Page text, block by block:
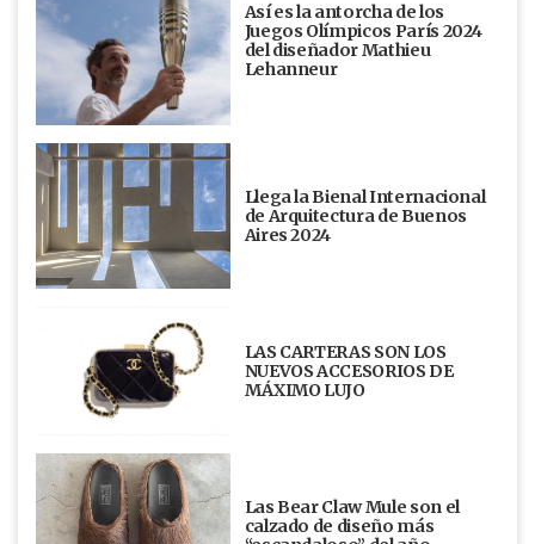
Así es la antorcha de los
Juegos Olímpicos París 2024
del diseñador Mathieu
Lehanneur
Llega la Bienal Internacional
de Arquitectura de Buenos
Aires 2024
LAS CARTERAS SON LOS
NUEVOS ACCESORIOS DE
MÁXIMO LUJO
Las Bear Claw Mule son el
calzado de diseño más